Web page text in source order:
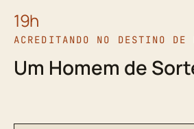
19h
ACREDITANDO NO DESTINO DE
Um Homem de